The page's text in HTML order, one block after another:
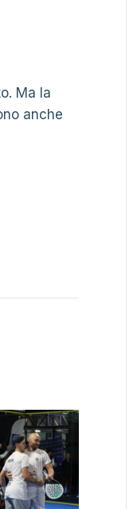
Ma la
anche